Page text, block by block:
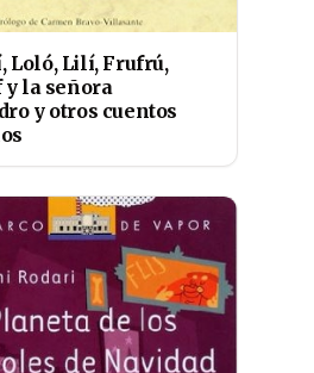
Loló, Lilí, Frufrú,
y la señora
y otros cuentos